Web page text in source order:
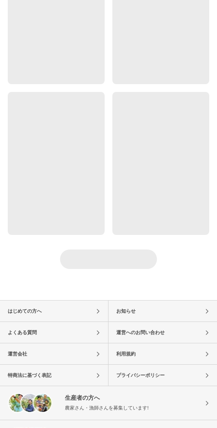
はじめての方へ お知らせ
よくある質問 運営へのお問い合わせ
運営会社 利用規約
特商法に基づく表記 プライバシーポリシー
生産者の方へ
農家さん・漁師さんを募集しています!